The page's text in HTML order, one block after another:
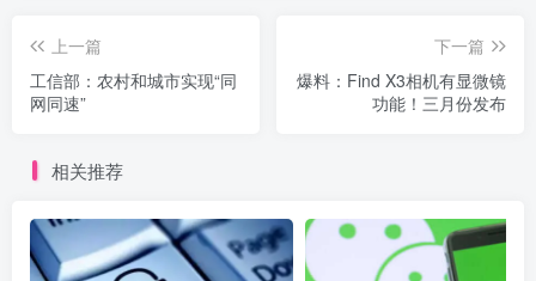
上一篇
工信部：农村和城市实现“同
网同速”
下一篇
爆料：Find X3相机有显微镜
功能！三月份发布
相关推荐